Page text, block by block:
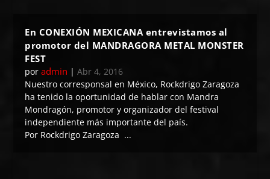
En CONEXIÓN MEXICANA entrevistamos al
promotor del MANDRAGORA METAL MONSTER
FEST
poradmin |Abr 4, 2016
Nuestro corresponsal en México, Rockdrigo Zaragoza
ha tenido la oportunidad de hablar con Mandra
Mondragón, promotor y organizador del festival
independiente más importante del país.
Por Rockdrigo Zaragoza ...